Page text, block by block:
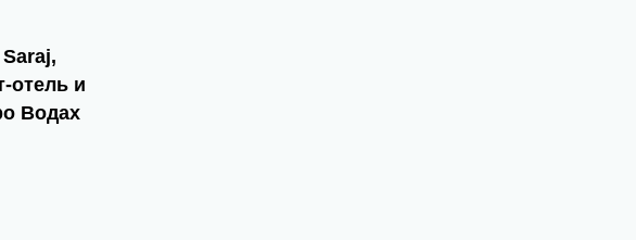
отель и
Водах